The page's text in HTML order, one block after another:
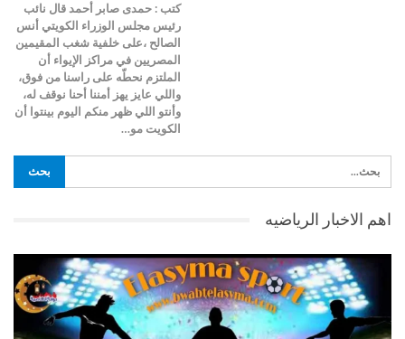
كتب : حمدى صابر أحمد قال نائب
رئيس مجلس الوزراء الكويتي أنس
الصالح ،على خلفية شغب المقيمين
المصريين في مراكز الإيواء أن
الملتزم نحطّه على راسنا من فوق،
واللي عايز يهز أمننا أحنا نوقف له،
وأنتو اللي ظهر منكم اليوم بينتوا أن
الكويت مو…
اهم الاخبار الرياضيه